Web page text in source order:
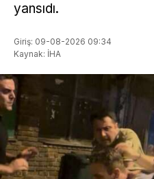
yansıdı.
Giriş: 09-08-2026 09:34
Kaynak: İHA